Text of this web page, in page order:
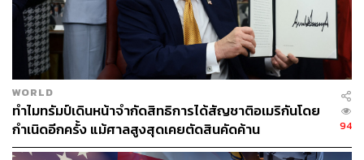
ส่วนความหมายของชื่อ ZEEKR นั้น ตัวอักษร ZE ย่อมาจาก
Zero ซึ่งเป็นจุดเริ่มต้นของความเป็นไปได้ที่ไม่มีที่สิ้นสุด ส่วน
ตัวอักษร E ย่อมาจาก Evolving the Electric Era (วิวัฒนาการ
ไปสู่ยุคแห่งระบบไฟฟ้า) และ KR ย่อมาจาก Krypton ซึ่งเป็น
ก๊าซหายากที่เปล่งแสงเมื่อถูกไฟฟ้า
WORLD
ทำไมทรัมป์เดินหน้าจำกัดสิทธิการได้สัญชาติอเมริกันโดย
กำเนิดอีกครั้ง แม้ศาลสูงสุดเคยตัดสินคัดค้าน
94